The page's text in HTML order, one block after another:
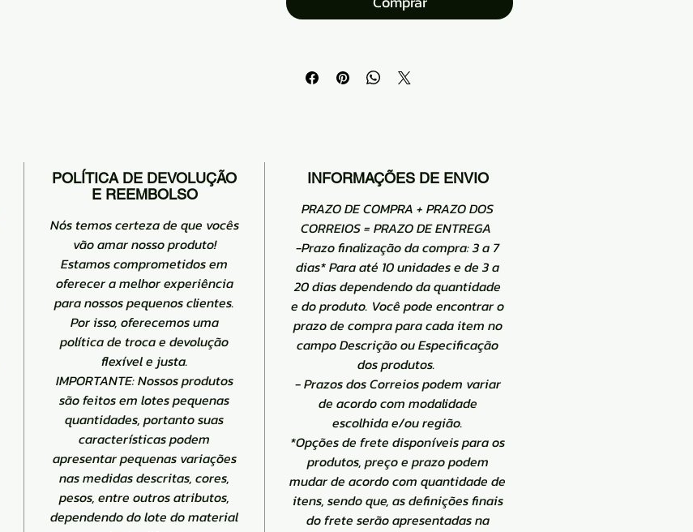
específicos são altos
cerâmica e composto de carbono,
POLÍTICA DE DEVOLUÇÃO
E REEMBOLSO
Nós temos certeza de que vocês
vão amar nosso produto!
Estamos comprometidos em
oferecer a melhor experiência
para nossos pequenos clientes.
Por isso, oferecemos uma
política de troca e devolução
flexível e justa.
IMPORTANTE: Nossos produtos
são feitos em lotes pequenas
quantidades, portanto suas
características podem
apresentar pequenas variações
nas medidas descritas, cores,
pesos, entre outros atributos,
dependendo do lote do material
INFORMAÇÕES DE ENVIO
PRAZO DE COMPRA + PRAZO DOS
CORREIOS = PRAZO DE ENTREGA
-Prazo finalização da compra: 3 a 7
dias* Para até 10 unidades e de 3 a
20 dias dependendo da quantidade
e do produto. Você pode encontrar o
prazo de compra para cada item no
campo Descrição ou Especificação
dos produtos.
- Prazos dos Correios podem variar
de acordo com modalidade
escolhida e/ou região.
*Opções de frete disponíveis para os
produtos, preço e prazo podem
mudar de acordo com quantidade de
itens, sendo que, as definições finais
do frete serão apresentadas na